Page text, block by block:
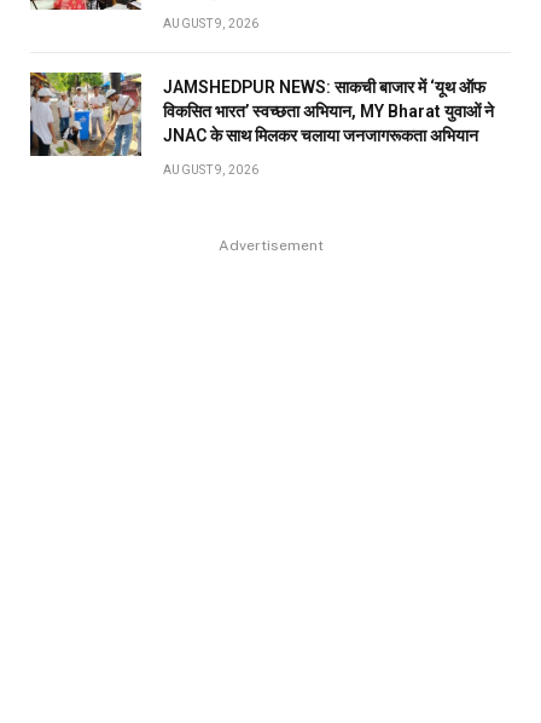
AUGUST 9, 2026
JAMSHEDPUR NEWS: साकची बाजार में ‘यूथ ऑफ
विकसित भारत’ स्वच्छता अभियान, MY Bharat युवाओं ने
JNAC के साथ मिलकर चलाया जनजागरूकता अभियान
AUGUST 9, 2026
Advertisement